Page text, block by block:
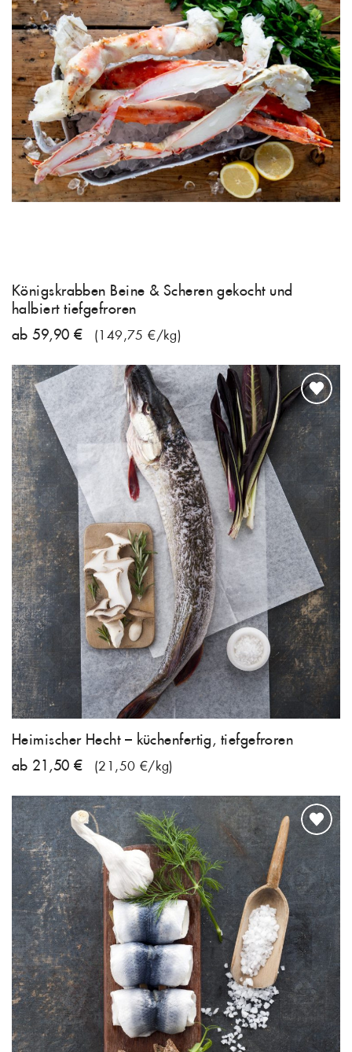
Königskrabben Beine & Scheren gekocht und
halbiert tiefgefroren
ab 59,90 €
(149,75 €/kg)
Heimischer Hecht – küchenfertig, tiefgefroren
ab 21,50 €
(21,50 €/kg)